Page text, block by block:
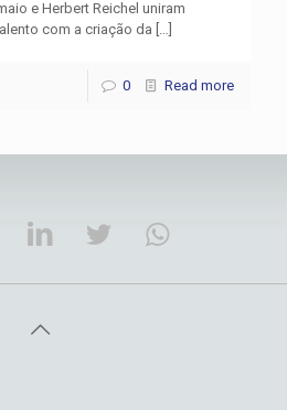
e Herbert Reichel uniram
com a criação da
0 Read more